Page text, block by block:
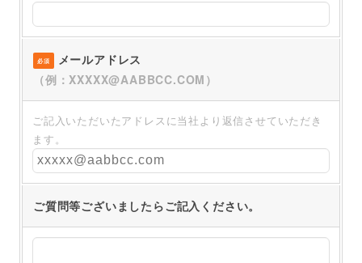
必須
メールアドレス
（例：XXXXX@AABBCC.COM）
ご記入いただいたアドレスに当社より返信させていただき
ます。
ご質問等ございましたらご記入ください。